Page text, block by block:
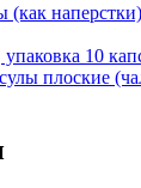
(как
10
плоские